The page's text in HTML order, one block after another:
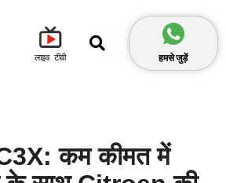
लाइव टीवी हमसे जुड़ें
कम कीमत में